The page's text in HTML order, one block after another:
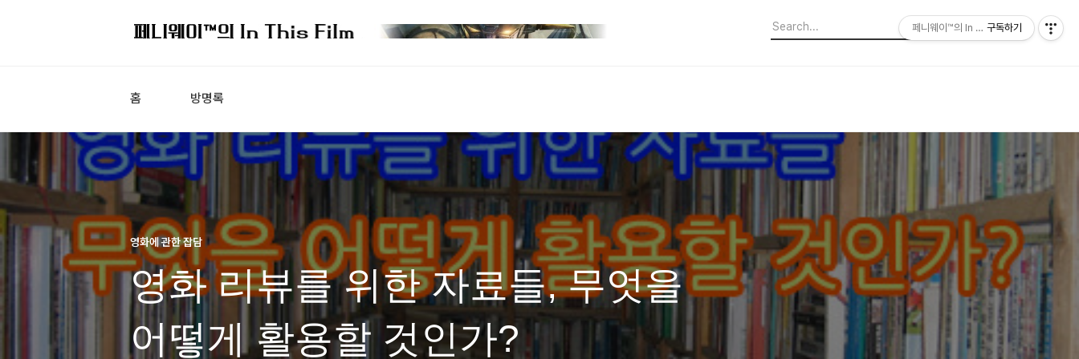
홈 방명록
영화에 관한 잡담
영화 리뷰를 위한 자료들, 무엇을
어떻게 활용할 것인가?
페니웨이™의 In This Film
구독하기